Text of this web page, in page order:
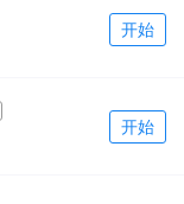
开始
开始